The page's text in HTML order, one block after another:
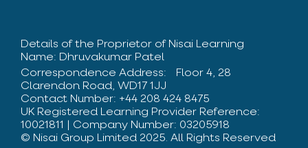
Details of the Proprietor of Nisai Learning
Name: Dhruvakumar Patel
Correspondence Address: Floor 4, 28
Clarendon Road, WD17 1JJ
Contact Number: +44 208 424 8475
UK Registered Learning Provider Reference:
10021811 | Company Number: 03205918
© Nisai Group Limited 2025. All Rights Reserved